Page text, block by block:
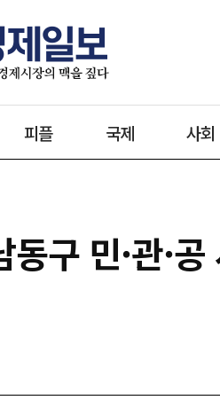
피플 국제 사회
구 민·관·